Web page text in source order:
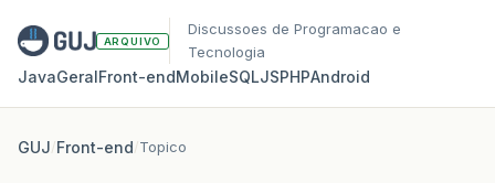
ARQUIVO
Discussoes de Programacao e
Tecnologia
JavaGeralFront‑endMobileSQLJSPHPAndroid
GUJ/Front-end/Topico